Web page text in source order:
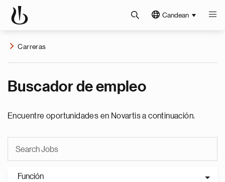
Candean
Carreras
Buscador de empleo
Encuentre oportunidades en Novartis a continuación.
Función